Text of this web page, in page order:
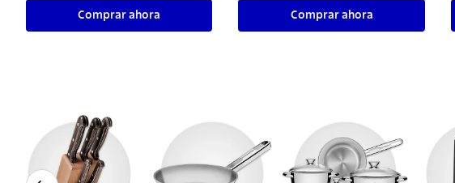
Comprar ahora Comprar ahora